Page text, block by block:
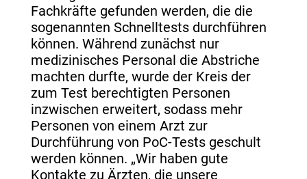
Fachkräfte gefunden werden, die die
sogenannten Schnelltests durchführen
können. Während zunächst nur
medizinisches Personal die Abstriche
machten durfte, wurde der Kreis der
zum Test berechtigten Personen
inzwischen erweitert, sodass mehr
Personen von einem Arzt zur
Durchführung von PoC-Tests geschult
werden können. „Wir haben gute
Kontakte zu Ärzten, die unsere